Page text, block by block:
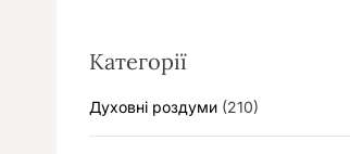
Категорії
Духовні роздуми (210)